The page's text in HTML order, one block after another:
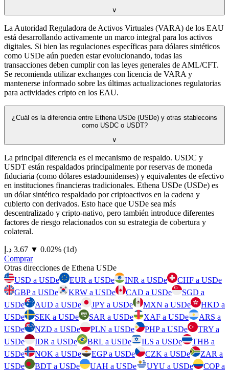
∨
La Autoridad Reguladora de Activos Virtuales (VARA) de los EAU
está desarrollando activamente un marco integral para los activos
digitales. Si bien las regulaciones específicas para dólares sintéticos
como USDe aún pueden estar evolucionando, todas las
transacciones deben cumplir con las leyes generales de AML/CFT.
Se recomienda utilizar exchanges con licencia de VARA y
mantenerse informado sobre las últimas actualizaciones regulatorias
para actividades cripto en los EAU.
¿Cuál es la diferencia entre Ethena USDe (USDe) y otras stablecoins
como USDC o USDT?
∨
La principal diferencia es el mecanismo de respaldo. USDC y
USDT están respaldados principalmente por reservas de moneda
fiduciaria (como dólares estadounidenses) y equivalentes de efectivo
en instituciones financieras tradicionales. Ethena USDe (USDe) es
un dólar sintético respaldado por criptoactivos en la cadena y
cubierto con derivados. Esto hace que USDe sea más
descentralizado y cripto-nativo, pero también introduce diferentes
factores de riesgo relacionados con su estrategia de cobertura y
colateral.
⁦د.إ⁩ 3.67 ▼ 0.02% (1d)
Comprar
Otras direcciones de Ethena USDe
USD a USDe
EUR a USDe INR a USDe
CHF a USDe
GBP a USDe
KRW a USDe CAD a USDe
SGD a
USDe
AUD a USDe JPY a USDe MXN a USDe
HKD a
USDe
SEK a USDe SAR a USDe XAF a USDe
ARS a
USDe
NZD a USDe PLN a USDe PHP a USDe
TRY a
USDe
IDR a USDe BRL a USDe ILS a USDe
THB a
USDe
NOK a USDe EGP a USDe CZK a USDe
ZAR a
USDe
BDT a USDe UAH a USDe UYU a USDe COP a